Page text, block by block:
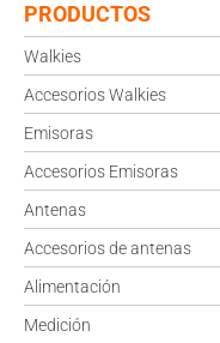
PRODUCTOS
Walkies
Accesorios Walkies
Emisoras
Accesorios Emisoras
Antenas
Accesorios de antenas
Alimentación
Medición